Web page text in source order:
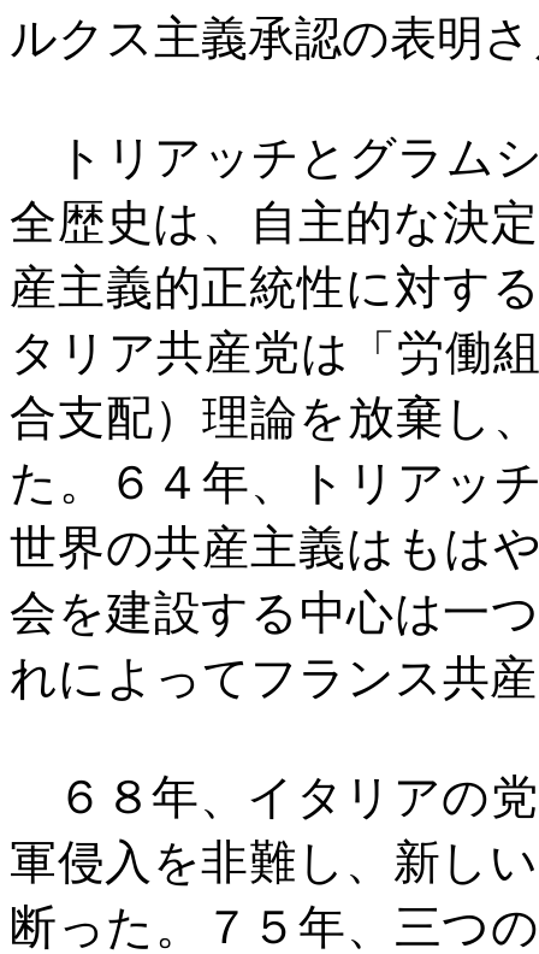
ルクス主義承認の表明
トリアッチとグラム
全歴史は、自主的な決
産主義的正統性に対す
タリア共産党は「労働
合支配）理論を放棄し
た。６４年、トリアッ
世界の共産主義はもは
会を建設する中心は一
れによってフランス共
６８年、イタリアの
軍侵入を非難し、新し
断った。７５年、三つ